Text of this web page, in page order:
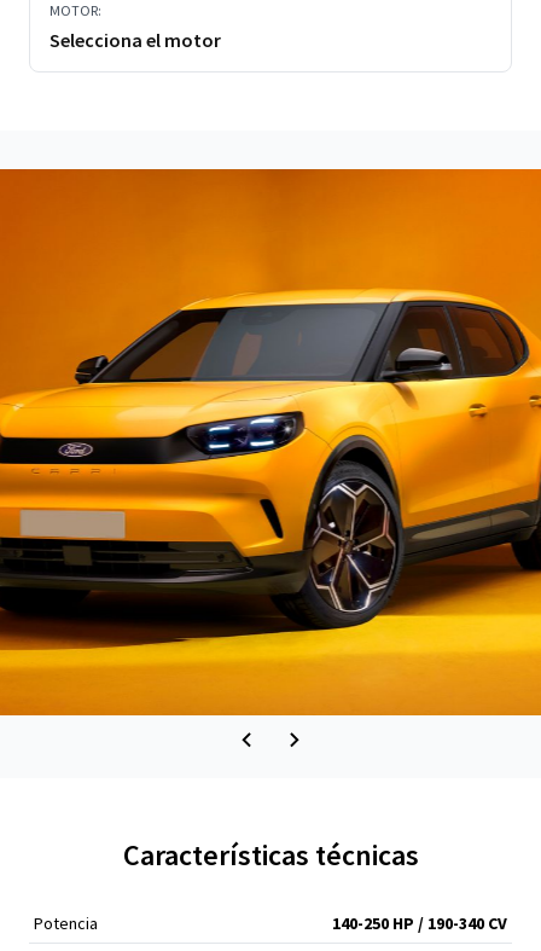
MOTOR:
Selecciona el motor
Características técnicas
Potencia
140-250 HP / 190-340 CV